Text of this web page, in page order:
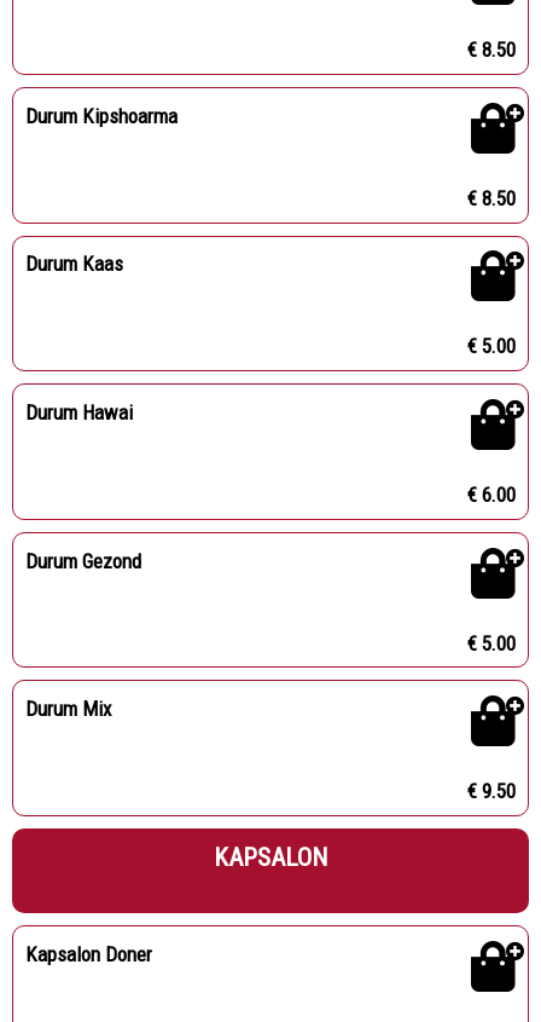
€ 8.50
Durum Kipshoarma
€ 8.50
Durum Kaas
€ 5.00
Durum Hawai
€ 6.00
Durum Gezond
€ 5.00
Durum Mix
€ 9.50
KAPSALON
Kapsalon Doner